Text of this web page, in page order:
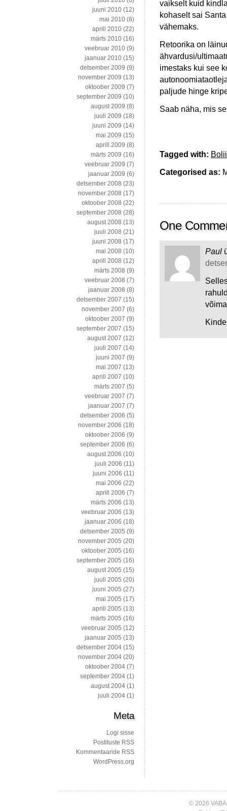
vaikselt kuid
kohaselt sai
vähemaks.
Retoorika on
ähvardusi/
imestaks kui see
paljude hinge
Saab näha, mis
Tagged with:
Categorised as:
One
Paul
juuni 2010 (12)
mai 2010 (8)
aprill 2010 (22)
märts 2010 (16)
veebruar 2010 (9)
jaanuar 2010 (15)
detsember 2009 (9)
november 2009 (13)
oktoober 2009 (7)
september 2009 (10)
august 2009 (8)
juuli 2009 (18)
juuni 2009 (14)
mai 2009 (15)
aprill 2009 (8)
märts 2009 (16)
veebruar 2009 (7)
jaanuar 2009 (6)
detsember 2008 (23)
november 2008 (17)
oktoober 2008 (22)
september 2008 (28)
august 2008 (13)
juuli 2008 (21)
juuni 2008 (17)
mai 2008 (10)
aprill 2008 (12)
märts 2008 (9)
veebruar 2008 (7)
jaanuar 2008 (8)
detsember 2007 (15)
november 2007 (6)
oktoober 2007 (9)
september 2007 (15)
august 2007 (12)
juuli 2007 (14)
juuni 2007 (9)
mai 2007 (13)
aprill 2007 (10)
märts 2007 (5)
veebruar 2007 (7)
jaanuar 2007 (7)
detsember 2006 (5)
november 2006 (18)
oktoober 2006 (9)
september 2006 (6)
august 2006 (10)
juuli 2006 (11)
juuni 2006 (11)
mai 2006 (22)
aprill 2006 (7)
märts 2006 (13)
veebruar 2006 (13)
jaanuar 2006 (18)
detsember 2005 (9)
november 2005 (20)
oktoober 2005 (16)
september 2005 (16)
august 2005 (15)
juuli 2005 (20)
juuni 2005 (27)
mai 2005 (17)
aprill 2005 (13)
märts 2005 (16)
veebruar 2005 (12)
jaanuar 2005 (13)
detsember 2004 (15)
november 2004 (20)
oktoober 2004 (7)
september 2004 (1)
august 2004 (1)
juuli 2004 (1)
Meta
Logi sisse
Postituste RSS
Kommentaaride RSS
WordPress.org
© 2026